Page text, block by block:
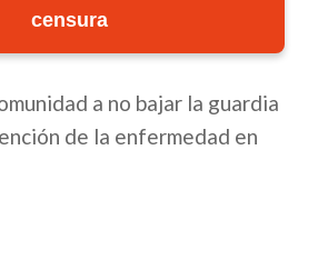
censura
a no bajar la guardia
de la enfermedad en